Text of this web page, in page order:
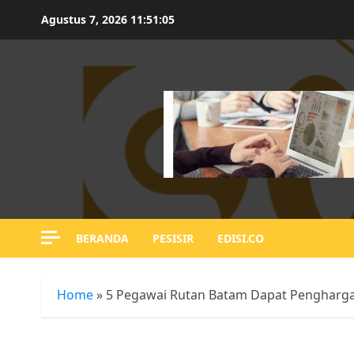
Agustus 7, 2026 11:51:06
BERANDA PESISIR EDISI.CO
Home » 5 Pegawai Rutan Batam Dapat